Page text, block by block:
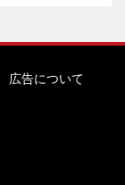
広告について